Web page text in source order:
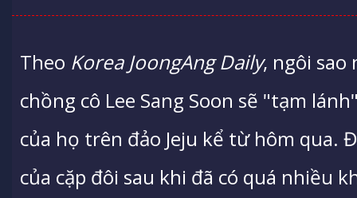
Theo Korea JoongAng Daily, ngôi sao
chồng cô Lee Sang Soon sẽ "tạm
của họ trên đảo Jeju kể từ hôm qua.
của cặp đôi sau khi đã có quá nhiều